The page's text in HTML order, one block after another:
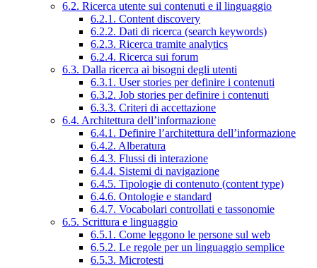
6.2. Ricerca utente sui contenuti e il linguaggio
6.2.1. Content discovery
6.2.2. Dati di ricerca (search keywords)
6.2.3. Ricerca tramite analytics
6.2.4. Ricerca sui forum
6.3. Dalla ricerca ai bisogni degli utenti
6.3.1. User stories per definire i contenuti
6.3.2. Job stories per definire i contenuti
6.3.3. Criteri di accettazione
6.4. Architettura dell’informazione
6.4.1. Definire l’architettura dell’informazione
6.4.2. Alberatura
6.4.3. Flussi di interazione
6.4.4. Sistemi di navigazione
6.4.5. Tipologie di contenuto (content type)
6.4.6. Ontologie e standard
6.4.7. Vocabolari controllati e tassonomie
6.5. Scrittura e linguaggio
6.5.1. Come leggono le persone sul web
6.5.2. Le regole per un linguaggio semplice
6.5.3. Microtesti